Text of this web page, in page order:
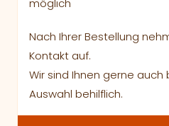
möglich
Nach Ihrer Bestellung
Kontakt auf.
Wir sind Ihnen gerne
Auswahl behilflich.